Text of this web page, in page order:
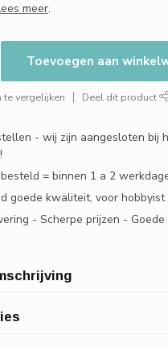
meer.
Toevoegen aan
te vergelijken Deel dit product
- wij zijn aangesloten bij
= binnen 1 a 2
goede kwaliteit, voor hobbyist
- Scherpe prijzen - Goede